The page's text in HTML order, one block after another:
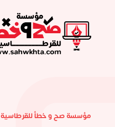
مؤسسة صح و خطأ للقرطاسية